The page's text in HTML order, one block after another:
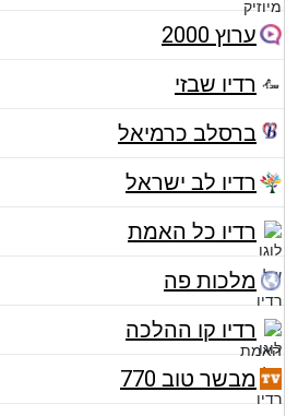
ערוץ 2000
רדיו שבזי
ברסלב כרמיאל
רדיו לב ישראל
רדיו כל האמת
מלכות פה
רדיו קו ההלכה
מבשר טוב 770